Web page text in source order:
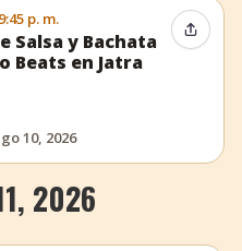
p. m.
Salsa y Bachata
Beats en Jatra
10, 2026
2026